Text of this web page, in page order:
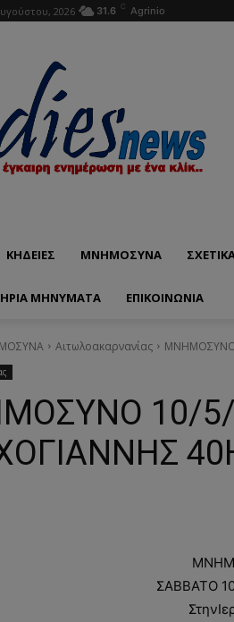
2026 31.6 C Agrinio
ΚΗΔΕΙΕΣ ΜΝΗΜΟΣΥΝΑ
ΜΗΝΥΜΑΤΑ ΕΠΙΚΟΙΝΩΝΊΑ
Αιτωλοακαρνανίας ΜΝΗΜΟΣΥΝΟ
10/5/
ΣΑΒΒΑΤΟ